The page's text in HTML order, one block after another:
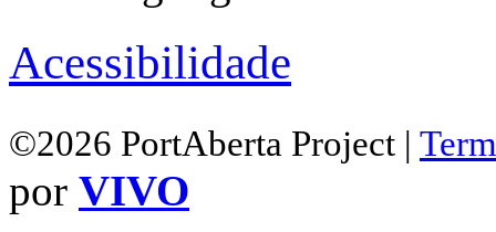
Acessibilidade
©2026 PortAberta Project |
por VIVO